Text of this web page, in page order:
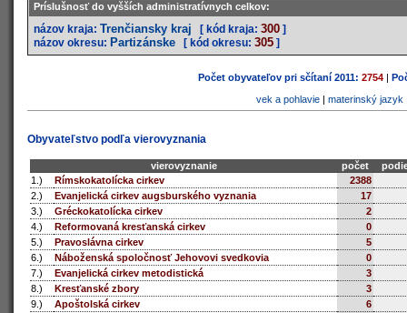
Príslušnosť do vyšších administratívnych celkov:
názov kraja: Trenčiansky kraj [ kód kraja: 300 ]
názov okresu: Partizánske [ kód okresu: 305 ]
Počet obyvateľov pri sčítaní 2011: 2754 |
vek a pohlavie| materinský jazyk
Obyvateľstvo podľa vierovyznania
vierovyznanie počet
1.)
Rímskokatolícka cirkev
2388
2.)
Evanjelická cirkev augsburského vyznania
17
3.)
Gréckokatolícka cirkev
2
4.)
Reformovaná kresťanská cirkev
0
5.)
Pravoslávna cirkev
5
6.)
Náboženská spoločnosť Jehovovi svedkovia
0
7.)
Evanjelická cirkev metodistická
3
8.)
Kresťanské zbory
3
9.)
Apoštolská cirkev
6